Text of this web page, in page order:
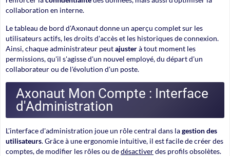
collaboration en interne.
Le tableau de bord d'Axonaut donne un aperçu complet sur les
utilisateurs actifs, les droits d'accès et les historiques de connexion.
Ainsi, chaque administrateur peutajusterà tout moment les
permissions, qu'il s'agisse d'un nouvel employé, du départ d'un
collaborateur ou de l'évolution d'un poste.
Axonaut Mon Compte : Interface
d'Administration
L'interface d'administration joue un rôle central dans lagestion des
utilisateurs. Grâce à une ergonomie intuitive, il est facile de créer des
comptes, de modifier les rôles ou dedésactiverdes profils obsolètes.